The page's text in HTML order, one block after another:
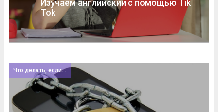
Изучаем английский с помощью Tik
Tok
Что делать, если...